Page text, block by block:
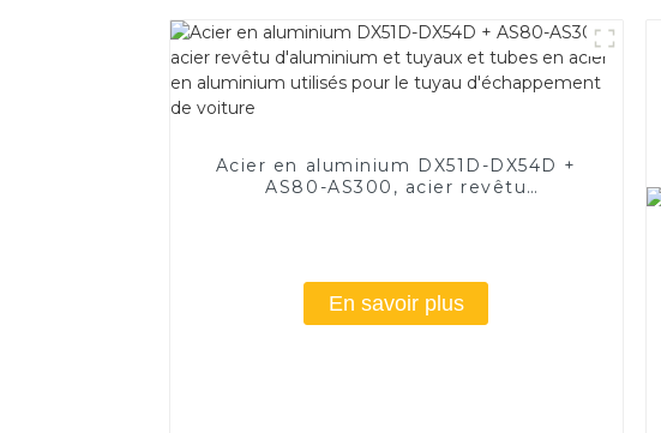
Acier en aluminium DX51D-DX54D +
AS80-AS300, acier revêtu
En savoir plus